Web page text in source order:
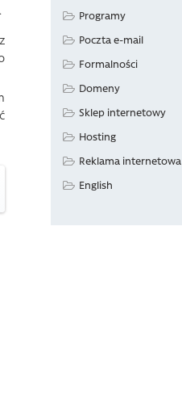
Programy
Poczta e-mail
Formalności
Domeny
Sklep internetowy
Hosting
Reklama internetowa
English